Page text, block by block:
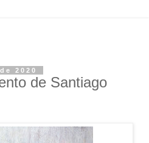
2020
de Santiago